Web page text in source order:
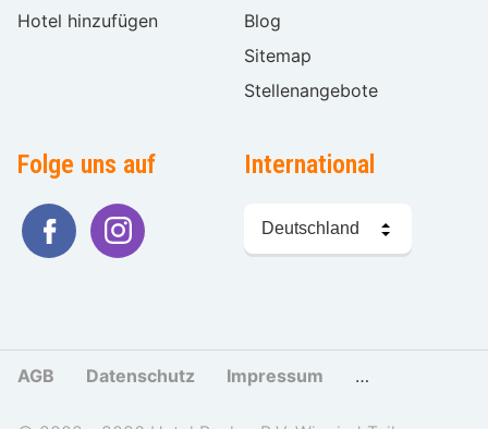
Hotel hinzufügen
Blog
Sitemap
Stellenangebote
Folge uns auf International
wählen
AGB Datenschutz Impressum Cookies und